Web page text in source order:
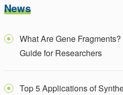
News
What Are Gene
Guide for Researchers
Top 5 Applications of